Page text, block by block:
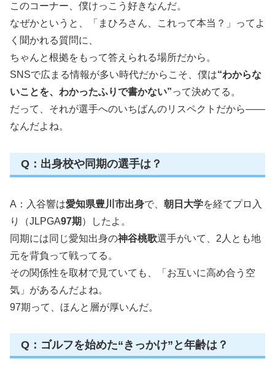
このコーナー、僕けっこう好きなんだ。
なぜかというと、「まひろさん、これって本当？」ってよ
く聞かれる質問に、
ちゃんと根拠をもって答えられる場所だから。
SNSで広まる情報が多い時代だからこそ、僕は“わからな
いことを、わかったふりで書かない”って決めてる。
だって、それが選手へのいちばんのリスペクトだから――
なんだよね。
Q：出身校や同期の選手は？
A：入谷響は愛知県豊川市出身で、 朝日大学を経てプロ入
り（JLPGA97期 ）したよ。
同期には同じ愛知出身の神谷桃歌選手がいて、2人とも地
元を背負って戦ってる。
その関係性を取材で見ていても、「お互いに高め合う空
気」があるんだよね。
97期って、ほんと層が厚いんだ。
Q：ゴルフを始めた“きっかけ”と年齢は？